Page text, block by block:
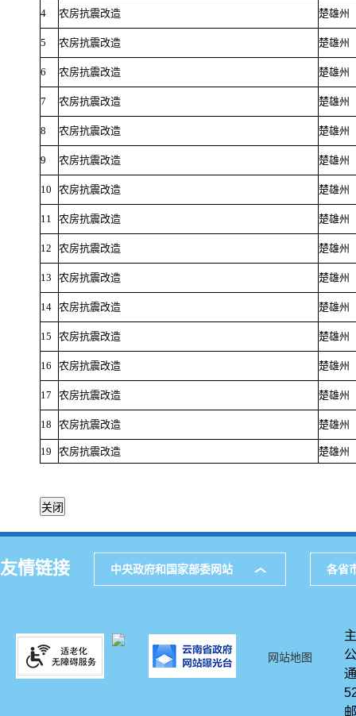
4 农房抗震改造 楚雄州
5 农房抗震改造 楚雄州
6 农房抗震改造 楚雄州
7 农房抗震改造 楚雄州
8 农房抗震改造 楚雄州
9 农房抗震改造 楚雄州
10 农房抗震改造 楚雄州
11 农房抗震改造 楚雄州
12 农房抗震改造 楚雄州
13 农房抗震改造 楚雄州
14 农房抗震改造 楚雄州
15 农房抗震改造 楚雄州
16 农房抗震改造 楚雄州
17 农房抗震改造 楚雄州
18 农房抗震改造 楚雄州
19 农房抗震改造 楚雄州
友情链接 中央政府和国家部委网站 各省
网站地图